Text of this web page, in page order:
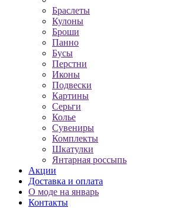
Браслеты
Кулоны
Броши
Панно
Бусы
Перстни
Иконы
Подвески
Картины
Серьги
Колье
Сувениры
Комплекты
Шкатулки
Янтарная россыпь
Акции
Доставка и оплата
О моде на январь
Контакты